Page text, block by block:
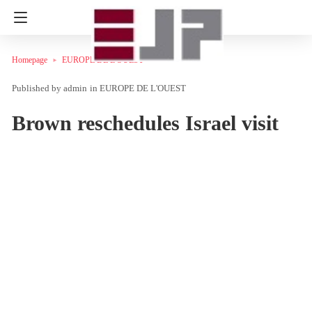
Homepage EUROPE DE L'OUEST
admin in EUROPE DE L'OUEST
Brown reschedules Israel visit